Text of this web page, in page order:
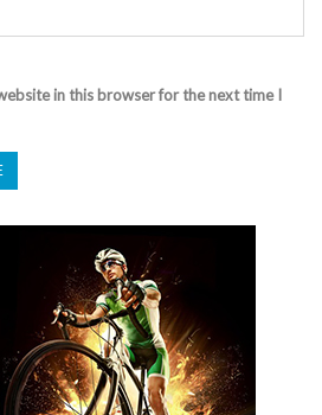
in this browser for the next time I